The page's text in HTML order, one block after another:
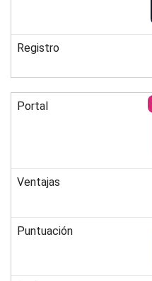
Registro
Portal
Ventajas
Puntuación